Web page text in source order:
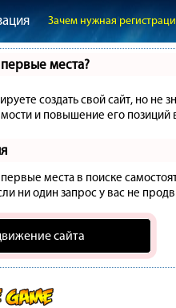
Зачем нужная
места?
создать свой сайт, но
и повышение его позиций
места в поиске
ни один запрос у вас не
сайта